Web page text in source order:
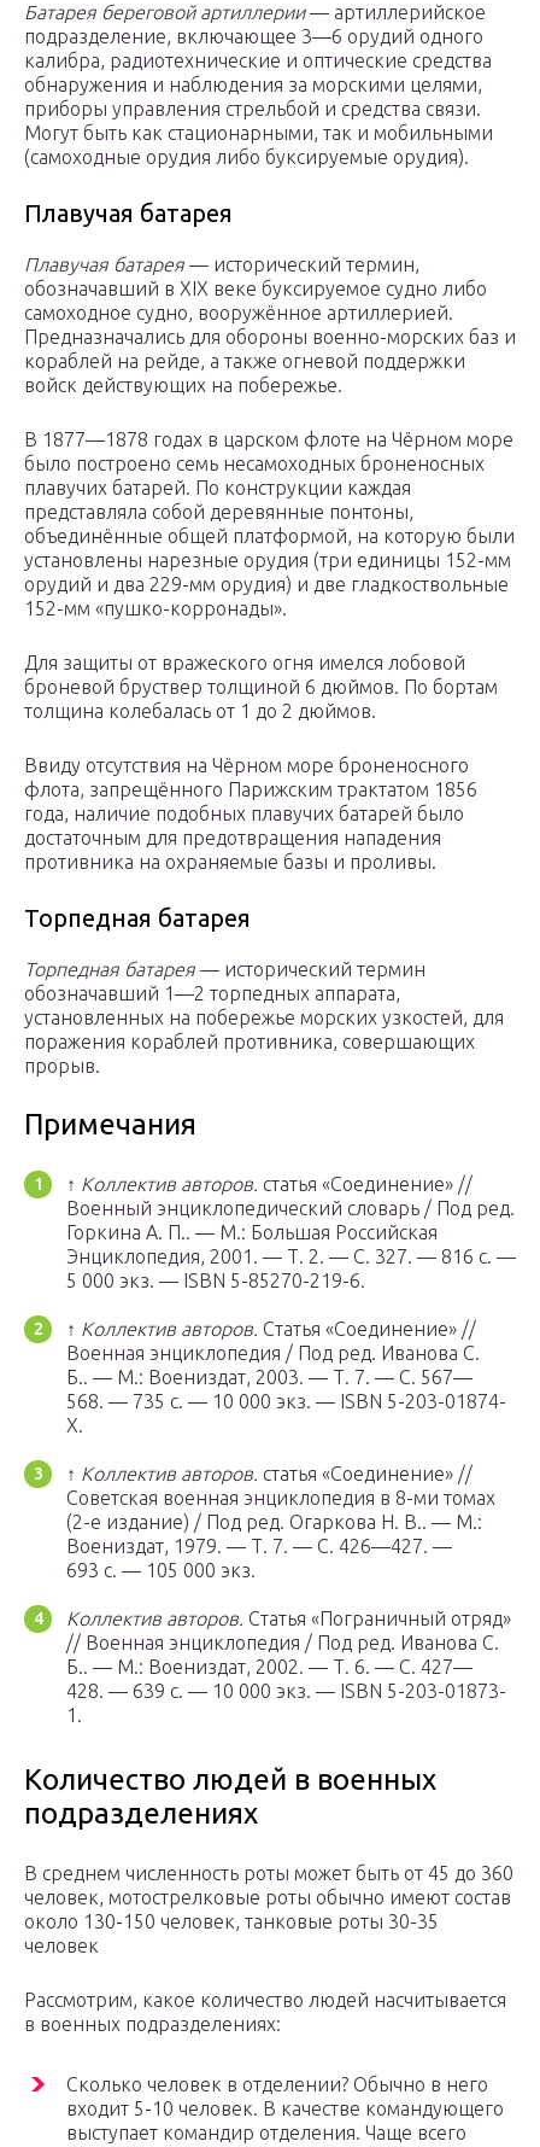
Батарея береговой артиллерии— артиллерийское
подразделение, включающее 3—6 орудий одного
калибра, радиотехнические и оптические средства
обнаружения и наблюдения за морскими целями,
приборы управления стрельбой и средства связи.
Могут быть как стационарными, так и мобильными
(самоходные орудия либо буксируемые орудия).
Плавучая батарея
Плавучая батарея — исторический термин,
обозначавший в XIX веке буксируемое судно либо
самоходное судно, вооружённое артиллерией.
Предназначались для обороны военно-морских баз и
кораблей на рейде, а также огневой поддержки
войск действующих на побережье.
В 1877—1878 годах в царском флоте на Чёрном море
было построено семь несамоходных броненосных
плавучих батарей. По конструкции каждая
представляла собой деревянные понтоны,
объединённые общей платформой, на которую были
установлены нарезные орудия (три единицы 152-мм
орудий и два 229-мм орудия) и две гладкоствольные
152-мм «пушко-корронады».
Для защиты от вражеского огня имелся лобовой
броневой бруствер толщиной 6 дюймов. По бортам
толщина колебалась от 1 до 2 дюймов.
Ввиду отсутствия на Чёрном море броненосного
флота, запрещённого Парижским трактатом 1856
года, наличие подобных плавучих батарей было
достаточным для предотвращения нападения
противника на охраняемые базы и проливы.
Торпедная батарея
Торпедная батарея — исторический термин
обозначавший 1—2 торпедных аппарата,
установленных на побережье морских узкостей, для
поражения кораблей противника, совершающих
прорыв.
Примечания
↑ Коллектив авторов. статья «Соединение» //
Военный энциклопедический словарь / Под ред.
Горкина А. П.. — М.: Большая Российская
Энциклопедия, 2001. — Т. 2. — С. 327. — 816 с. —
5 000 экз. — ISBN 5-85270-219-6.
↑ Коллектив авторов. Статья «Соединение» //
Военная энциклопедия / Под ред. Иванова С.
Б.. — М.: Воениздат, 2003. — Т. 7. — С. 567—
568. — 735 с. — 10 000 экз. — ISBN 5-203-01874-
X.
↑ Коллектив авторов. статья «Соединение» //
Советская военная энциклопедия в 8-ми томах
(2-е издание) / Под ред. Огаркова Н. В.. — М.:
Воениздат, 1979. — Т. 7. — С. 426—427. —
693 с. — 105 000 экз.
Коллектив авторов. Статья «Пограничный отряд»
// Военная энциклопедия / Под ред. Иванова С.
Б.. — М.: Воениздат, 2002. — Т. 6. — С. 427—
428. — 639 с. — 10 000 экз. — ISBN 5-203-01873-
1.
Количество людей в военных
подразделениях
В среднем численность роты может быть от 45 до 360
человек, мотострелковые роты обычно имеют состав
около 130-150 человек, танковые роты 30-35
человек
Рассмотрим, какое количество людей насчитывается
в военных подразделениях:
Сколько человек в отделении? Обычно в него
входит 5-10 человек. В качестве командующего
выступает командир отделения. Чаще всего